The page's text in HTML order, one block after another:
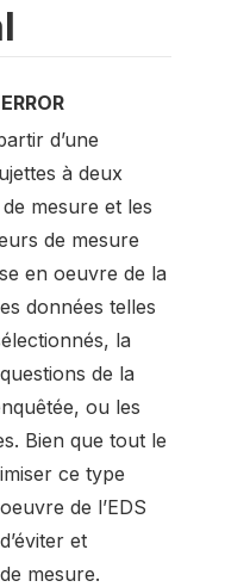
d’une
à deux
mesure et les
de mesure
en oeuvre de la
données telles
la
de la
ou les
Bien que tout le
ce type
de l’EDS
et
mesure.